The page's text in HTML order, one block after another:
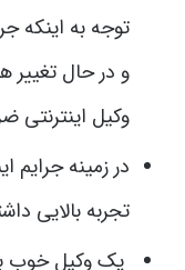
توجه به اینکه
و در حال تغییر
وکیل اینترنتی
در زمینه جرایم
تجربه بالایی
یک وکیل خوب